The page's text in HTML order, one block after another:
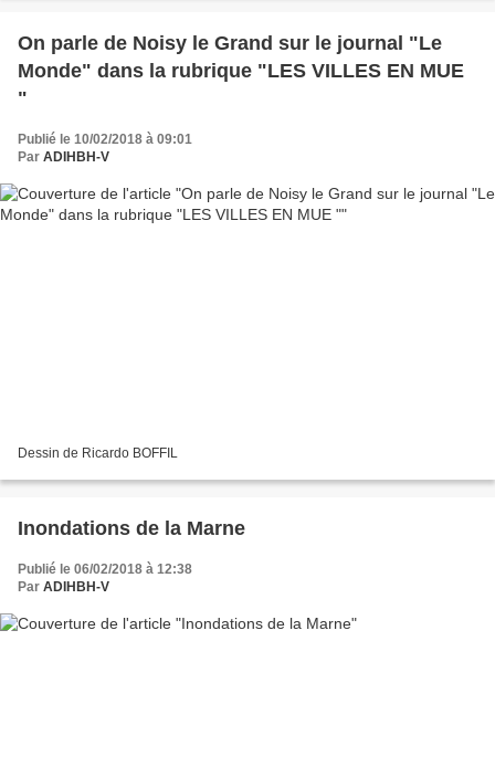
On parle de Noisy le Grand sur le journal "Le
Monde" dans la rubrique "LES VILLES EN MUE
"
Publié le 10/02/2018 à 09:01
Par ADIHBH-V
Dessin de Ricardo BOFFIL
Inondations de la Marne
Publié le 06/02/2018 à 12:38
Par ADIHBH-V